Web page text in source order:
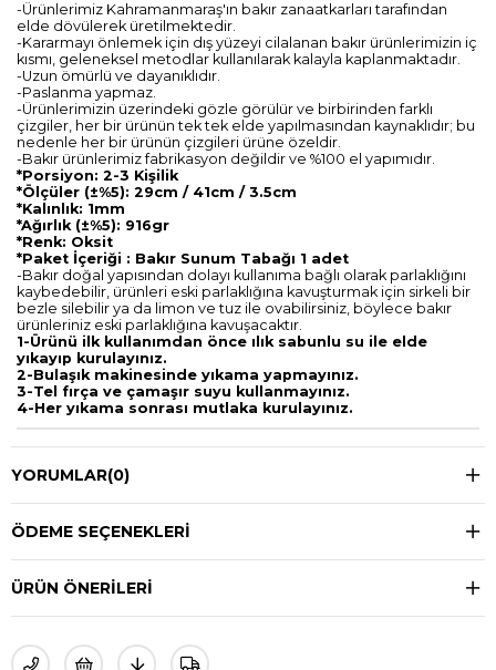
-Ürünlerimiz Kahramanmaraş'ın bakır zanaatkarları tarafından
elde dövülerek üretilmektedir.
-Kararmayı önlemek için dış yüzeyi cilalanan bakır ürünlerimizin iç
kısmı, geleneksel metodlar kullanılarak kalayla kaplanmaktadır.
-Uzun ömürlü ve dayanıklıdır.
-Paslanma yapmaz.
-Ürünlerimizin üzerindeki gözle görülür ve birbirinden farklı
çizgiler, her bir ürünün tek tek elde yapılmasından kaynaklıdır; bu
nedenle her bir ürünün çizgileri ürüne özeldir.
-Bakır ürünlerimiz fabrikasyon değildir ve %100 el yapımıdır.
*Porsiyon: 2-3 Kişilik
*Ölçüler (±%5): 29cm / 41cm / 3.5cm
*Kalınlık: 1mm
*Ağırlık (±%5): 916gr
*Renk: Oksit
*Paket İçeriği : Bakır Sunum Tabağı 1 adet
-Bakır doğal yapısından dolayı kullanıma bağlı olarak parlaklığını
kaybedebilir, ürünleri eski parlaklığına kavuşturmak için sirkeli bir
bezle silebilir ya da limon ve tuz ile ovabilirsiniz, böylece bakır
ürünleriniz eski parlaklığına kavuşacaktır.
1-Ürünü ilk kullanımdan önce ılık sabunlu su ile elde
yıkayıp kurulayınız.
2-Bulaşık makinesinde yıkama yapmayınız.
3-Tel fırça ve çamaşır suyu kullanmayınız.
4-Her yıkama sonrası mutlaka kurulayınız.
YORUMLAR(0)
ÖDEME SEÇENEKLERI
ÜRÜN ÖNERILERI